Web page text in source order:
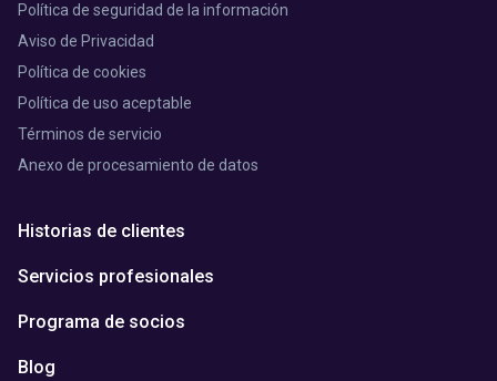
Política de seguridad de la información
Aviso de Privacidad
Política de cookies
Política de uso aceptable
Términos de servicio
Anexo de procesamiento de datos
Historias de clientes
Servicios profesionales
Programa de socios
Blog